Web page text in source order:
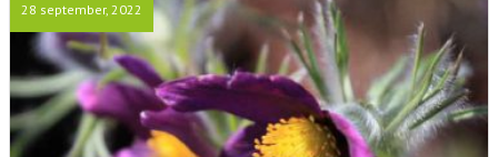
28 september, 2022